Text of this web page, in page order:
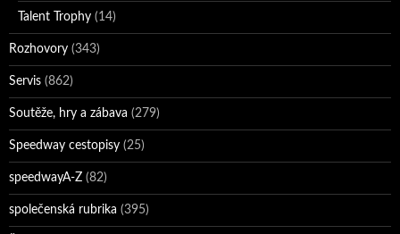
Talent Trophy (14)
Rozhovory (343)
Servis (862)
Soutěže, hry a zábava (279)
Speedway cestopisy (25)
speedwayA-Z (82)
společenská rubrika (395)